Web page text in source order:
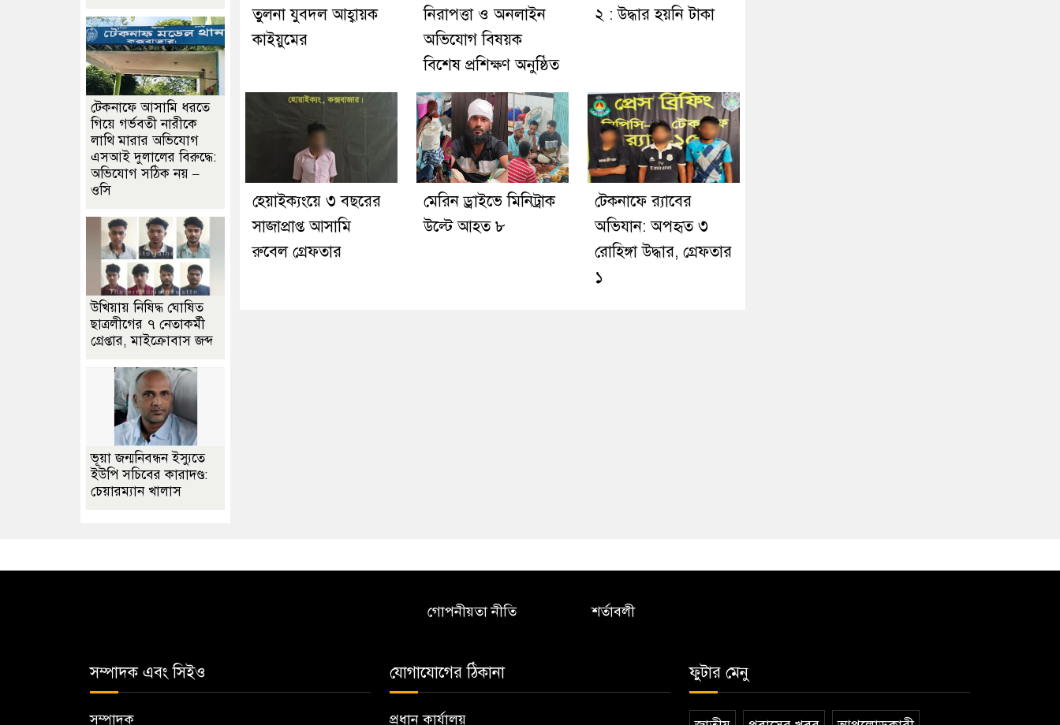
তুলনা যুবদল আহ্বায়ক
কাইয়ুমের
নিরাপত্তা ও অনলাইন
অভিযোগ বিষয়ক
বিশেষ প্রশিক্ষণ অনুষ্ঠিত
২ : উদ্ধার হয়নি টাকা
হেয়াইক্যংয়ে ৩ বছরের
সাজাপ্রাপ্ত আসামি
রুবেল গ্রেফতার
মেরিন ড্রাইভে মিনিট্রাক
উল্টে আহত ৮
টেকনাফে র‍্যাবের
অভিযান: অপহৃত ৩
রোহিঙ্গা উদ্ধার, গ্রেফতার
১
টেকনাফে আসামি ধরতে
গিয়ে গর্ভবতী নারীকে
লাথি মারার অভিযোগ
এসআই দুলালের বিরুদ্ধে:
অভিযোগ সঠিক নয় –
ওসি
উখিয়ায় নিষিদ্ধ ঘোষিত
ছাত্রলীগের ৭ নেতাকর্মী
গ্রেপ্তার, মাইক্রোবাস জব্দ
ভূয়া জন্মনিবন্ধন ইস্যুতে
ইউপি সচিবের কারাদণ্ড:
চেয়ারম্যান খালাস
গোপনীয়তা নীতি শর্তাবলী
সম্পাদক এবং সিইও
সম্পাদক
যোগাযোগের ঠিকানা
প্রধান কার্যালয়
ফুটার মেনু